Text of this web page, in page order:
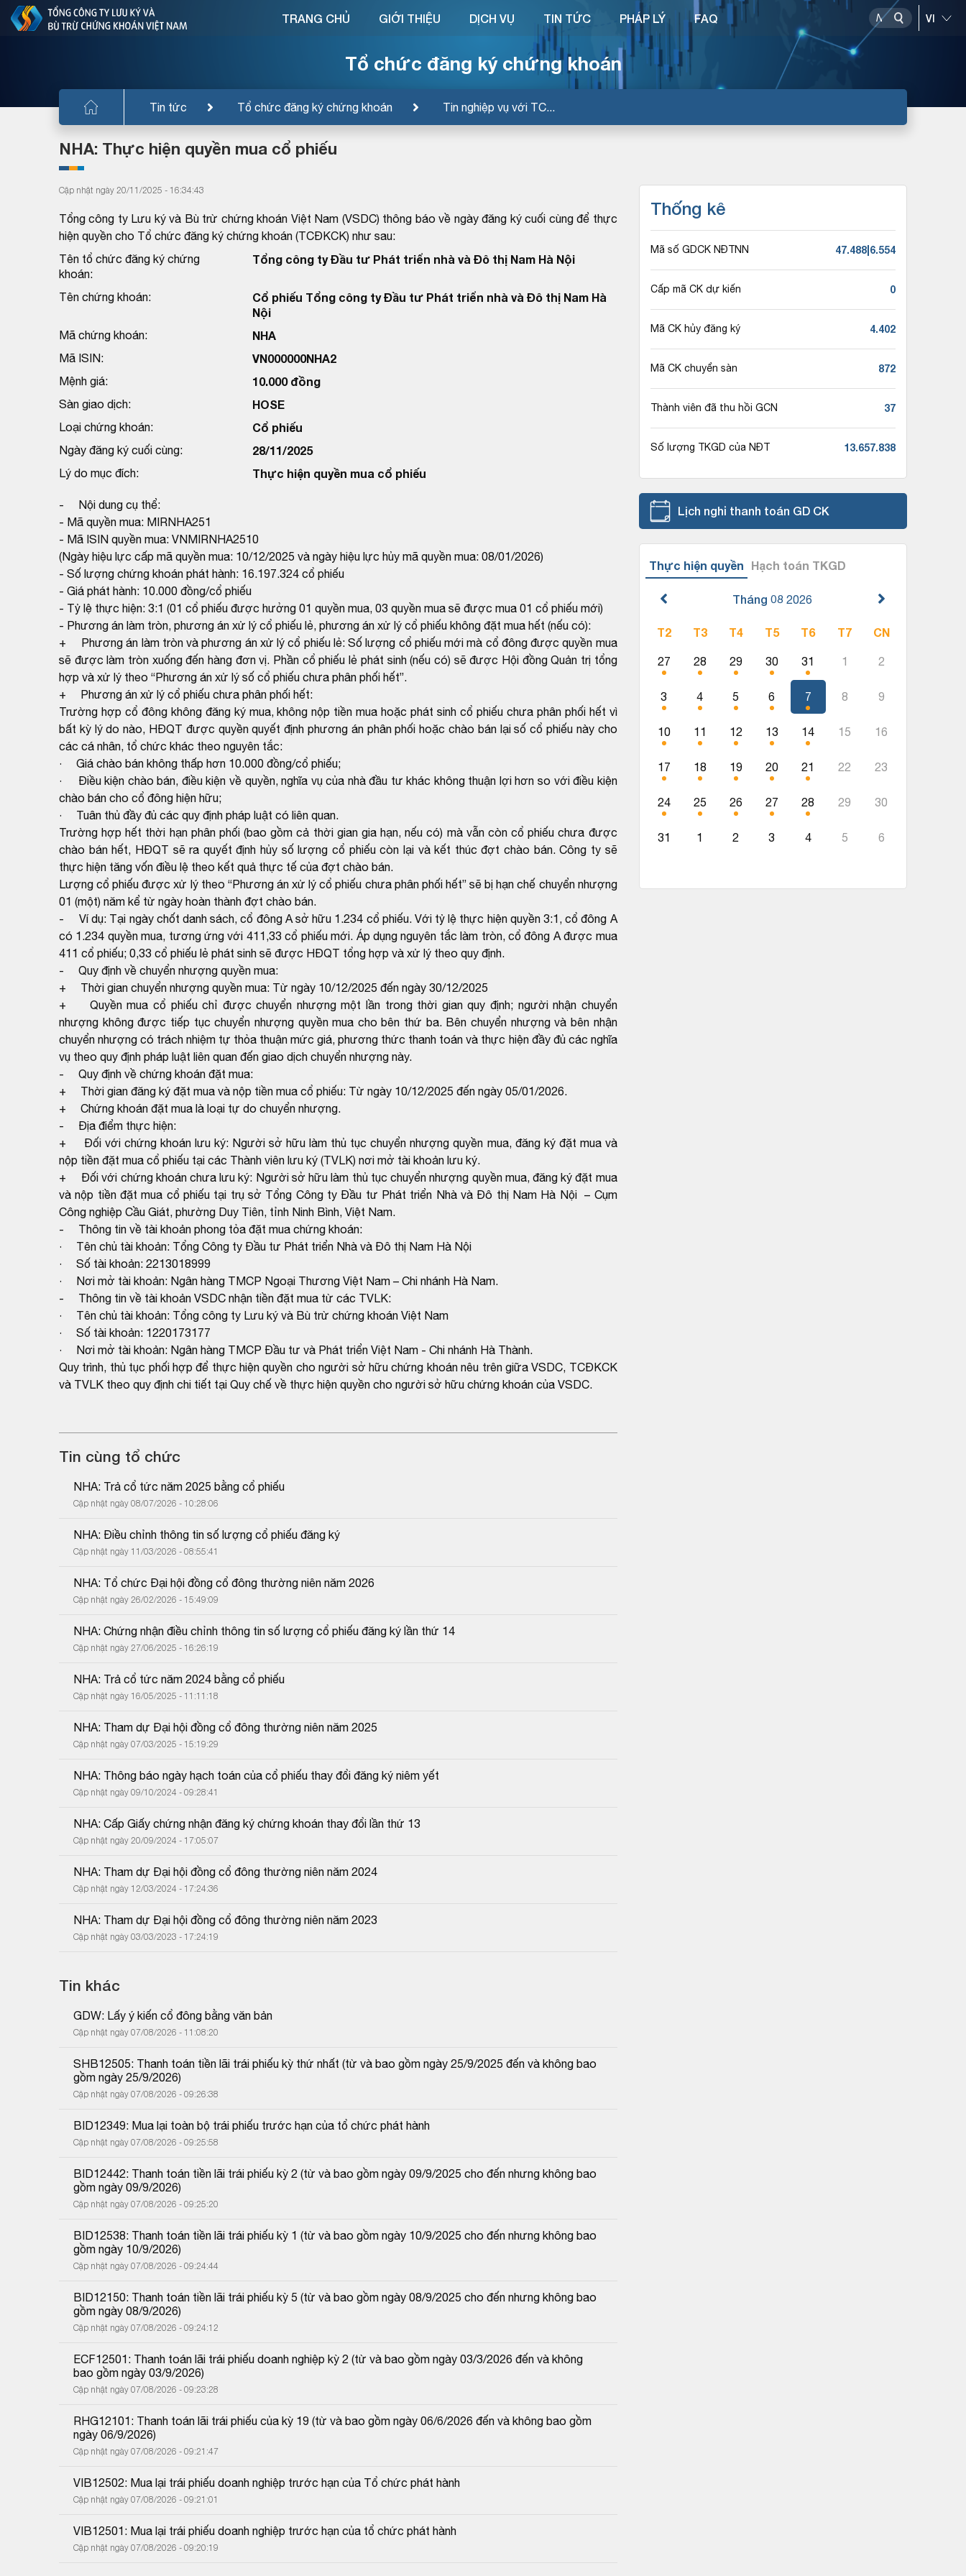
Tổ chức đăng ký chứng khoán
Tin tức Tổ chức đăng ký chứng khoán Tin nghiệp vụ với TC...
TRANG CHỦ GIỚI THIỆU DỊCH VỤ TIN TỨC PHÁP LÝ FAQ
NHA: Thực hiện quyền mua cổ phiếu
Cập nhật ngày 20/11/2025 - 16:34:43
Tổng công ty Lưu ký và Bù trừ chứng khoán Việt Nam (VSDC) thông báo về ngày đăng ký cuối cùng để thực
hiện quyền cho Tổ chức đăng ký chứng khoán (TCĐKCK) như sau:
Tên tổ chức đăng ký chứng
khoán:
Tổng công ty Đầu tư Phát triển nhà và Đô thị Nam Hà Nội
Tên chứng khoán:
Cổ phiếu Tổng công ty Đầu tư Phát triển nhà và Đô thị Nam Hà
Nội
Mã chứng khoán: NHA
Mã ISIN: VN000000NHA2
Mệnh giá: 10.000 đồng
Sàn giao dịch: HOSE
Loại chứng khoán: Cổ phiếu
Ngày đăng ký cuối cùng: 28/11/2025
Lý do mục đích: Thực hiện quyền mua cổ phiếu
- Nội dung cụ thể:
- Mã quyền mua: MIRNHA251
- Mã ISIN quyền mua: VNMIRNHA2510
(Ngày hiệu lực cấp mã quyền mua: 10/12/2025 và ngày hiệu lực hủy mã quyền mua: 08/01/2026)
- Số lượng chứng khoán phát hành: 16.197.324 cổ phiếu
- Giá phát hành: 10.000 đồng/cổ phiếu
- Tỷ lệ thực hiện: 3:1 (01 cổ phiếu được hưởng 01 quyền mua, 03 quyền mua sẽ được mua 01 cổ phiếu mới)
- Phương án làm tròn, phương án xử lý cổ phiếu lẻ, phương án xử lý cổ phiếu không đặt mua hết (nếu có):
+ Phương án làm tròn và phương án xử lý cổ phiếu lẻ: Số lượng cổ phiếu mới mà cổ đông được quyền mua
sẽ được làm tròn xuống đến hàng đơn vị. Phần cổ phiếu lẻ phát sinh (nếu có) sẽ được Hội đồng Quản trị tổng
hợp và xử lý theo “Phương án xử lý số cổ phiếu chưa phân phối hết”.
+ Phương án xử lý cổ phiếu chưa phân phối hết:
Trường hợp cổ đông không đăng ký mua, không nộp tiền mua hoặc phát sinh cổ phiếu chưa phân phối hết vì
bất kỳ lý do nào, HĐQT được quyền quyết định phương án phân phối hoặc chào bán lại số cổ phiếu này cho
các cá nhân, tổ chức khác theo nguyên tắc:
· Giá chào bán không thấp hơn 10.000 đồng/cổ phiếu;
· Điều kiện chào bán, điều kiện về quyền, nghĩa vụ của nhà đầu tư khác không thuận lợi hơn so với điều kiện
chào bán cho cổ đông hiện hữu;
· Tuân thủ đầy đủ các quy định pháp luật có liên quan.
Trường hợp hết thời hạn phân phối (bao gồm cả thời gian gia hạn, nếu có) mà vẫn còn cổ phiếu chưa được
chào bán hết, HĐQT sẽ ra quyết định hủy số lượng cổ phiếu còn lại và kết thúc đợt chào bán. Công ty sẽ
thực hiện tăng vốn điều lệ theo kết quả thực tế của đợt chào bán.
Lượng cổ phiếu được xử lý theo “Phương án xử lý cổ phiếu chưa phân phối hết” sẽ bị hạn chế chuyển nhượng
01 (một) năm kể từ ngày hoàn thành đợt chào bán.
- Ví dụ: Tại ngày chốt danh sách, cổ đông A sở hữu 1.234 cổ phiếu. Với tỷ lệ thực hiện quyền 3:1, cổ đông A
có 1.234 quyền mua, tương ứng với 411,33 cổ phiếu mới. Áp dụng nguyên tắc làm tròn, cổ đông A được mua
411 cổ phiếu; 0,33 cổ phiếu lẻ phát sinh sẽ được HĐQT tổng hợp và xử lý theo quy định.
- Quy định về chuyển nhượng quyền mua:
+ Thời gian chuyển nhượng quyền mua: Từ ngày 10/12/2025 đến ngày 30/12/2025
+ Quyền mua cổ phiếu chỉ được chuyển nhượng một lần trong thời gian quy định; người nhận chuyển
nhượng không được tiếp tục chuyển nhượng quyền mua cho bên thứ ba. Bên chuyển nhượng và bên nhận
chuyển nhượng có trách nhiệm tự thỏa thuận mức giá, phương thức thanh toán và thực hiện đầy đủ các nghĩa
vụ theo quy định pháp luật liên quan đến giao dịch chuyển nhượng này.
- Quy định về chứng khoán đặt mua:
+ Thời gian đăng ký đặt mua và nộp tiền mua cổ phiếu: Từ ngày 10/12/2025 đến ngày 05/01/2026.
+ Chứng khoán đặt mua là loại tự do chuyển nhượng.
- Địa điểm thực hiện:
+ Đối với chứng khoán lưu ký: Người sở hữu làm thủ tục chuyển nhượng quyền mua, đăng ký đặt mua và
nộp tiền đặt mua cổ phiếu tại các Thành viên lưu ký (TVLK) nơi mở tài khoản lưu ký.
+ Đối với chứng khoán chưa lưu ký: Người sở hữu làm thủ tục chuyển nhượng quyền mua, đăng ký đặt mua
và nộp tiền đặt mua cổ phiếu tại trụ sở Tổng Công ty Đầu tư Phát triển Nhà và Đô thị Nam Hà Nội – Cụm
Công nghiệp Cầu Giát, phường Duy Tiên, tỉnh Ninh Bình, Việt Nam.
- Thông tin về tài khoản phong tỏa đặt mua chứng khoán:
· Tên chủ tài khoản: Tổng Công ty Đầu tư Phát triển Nhà và Đô thị Nam Hà Nội
· Số tài khoản: 2213018999
· Nơi mở tài khoản: Ngân hàng TMCP Ngoại Thương Việt Nam – Chi nhánh Hà Nam.
- Thông tin về tài khoản VSDC nhận tiền đặt mua từ các TVLK:
· Tên chủ tài khoản: Tổng công ty Lưu ký và Bù trừ chứng khoán Việt Nam
· Số tài khoản: 1220173177
· Nơi mở tài khoản: Ngân hàng TMCP Đầu tư và Phát triển Việt Nam - Chi nhánh Hà Thành.
Quy trình, thủ tục phối hợp để thực hiện quyền cho người sở hữu chứng khoán nêu trên giữa VSDC, TCĐKCK
và TVLK theo quy định chi tiết tại Quy chế về thực hiện quyền cho người sở hữu chứng khoán của VSDC.
Tin cùng tổ chức
NHA: Trả cổ tức năm 2025 bằng cổ phiếu
Cập nhật ngày 08/07/2026 - 10:28:06
NHA: Điều chỉnh thông tin số lượng cổ phiếu đăng ký
Cập nhật ngày 11/03/2026 - 08:55:41
NHA: Tổ chức Đại hội đồng cổ đông thường niên năm 2026
Cập nhật ngày 26/02/2026 - 15:49:09
NHA: Chứng nhận điều chỉnh thông tin số lượng cổ phiếu đăng ký lần thứ 14
Cập nhật ngày 27/06/2025 - 16:26:19
NHA: Trả cổ tức năm 2024 bằng cổ phiếu
Cập nhật ngày 16/05/2025 - 11:11:18
NHA: Tham dự Đại hội đồng cổ đông thường niên năm 2025
Cập nhật ngày 07/03/2025 - 15:19:29
NHA: Thông báo ngày hạch toán của cổ phiếu thay đổi đăng ký niêm yết
Cập nhật ngày 09/10/2024 - 09:28:41
NHA: Cấp Giấy chứng nhận đăng ký chứng khoán thay đổi lần thứ 13
Cập nhật ngày 20/09/2024 - 17:05:07
NHA: Tham dự Đại hội đồng cổ đông thường niên năm 2024
Cập nhật ngày 12/03/2024 - 17:24:36
NHA: Tham dự Đại hội đồng cổ đông thường niên năm 2023
Cập nhật ngày 03/03/2023 - 17:24:19
Tin khác
GDW: Lấy ý kiến cổ đông bằng văn bản
Cập nhật ngày 07/08/2026 - 11:08:20
SHB12505: Thanh toán tiền lãi trái phiếu kỳ thứ nhất (từ và bao gồm ngày 25/9/2025 đến và không bao
gồm ngày 25/9/2026)
Cập nhật ngày 07/08/2026 - 09:26:38
BID12349: Mua lại toàn bộ trái phiếu trước hạn của tổ chức phát hành
Cập nhật ngày 07/08/2026 - 09:25:58
BID12442: Thanh toán tiền lãi trái phiếu kỳ 2 (từ và bao gồm ngày 09/9/2025 cho đến nhưng không bao
gồm ngày 09/9/2026)
Cập nhật ngày 07/08/2026 - 09:25:20
BID12538: Thanh toán tiền lãi trái phiếu kỳ 1 (từ và bao gồm ngày 10/9/2025 cho đến nhưng không bao
gồm ngày 10/9/2026)
Cập nhật ngày 07/08/2026 - 09:24:44
BID12150: Thanh toán tiền lãi trái phiếu kỳ 5 (từ và bao gồm ngày 08/9/2025 cho đến nhưng không bao
gồm ngày 08/9/2026)
Cập nhật ngày 07/08/2026 - 09:24:12
ECF12501: Thanh toán lãi trái phiếu doanh nghiệp kỳ 2 (từ và bao gồm ngày 03/3/2026 đến và không
bao gồm ngày 03/9/2026)
Cập nhật ngày 07/08/2026 - 09:23:28
RHG12101: Thanh toán lãi trái phiếu của kỳ 19 (từ và bao gồm ngày 06/6/2026 đến và không bao gồm
ngày 06/9/2026)
Cập nhật ngày 07/08/2026 - 09:21:47
VIB12502: Mua lại trái phiếu doanh nghiệp trước hạn của Tổ chức phát hành
Cập nhật ngày 07/08/2026 - 09:21:01
VIB12501: Mua lại trái phiếu doanh nghiệp trước hạn của tổ chức phát hành
Cập nhật ngày 07/08/2026 - 09:20:19
Thống kê
Mã số GDCK NĐTNN 47.488|6.554
Cấp mã CK dự kiến 0
Mã CK hủy đăng ký 4.402
Mã CK chuyển sàn 872
Thành viên đã thu hồi GCN 37
Số lượng TKGD của NĐT 13.657.838
Lịch nghỉ thanh toán GD CK
Thực hiện quyền Hạch toán TKGD
Tháng 08 2026
T2 T3 T4 T5 T6 T7 CN
27 28 29 30 31 1 2
3 4 5 6 7 8 9
10 11 12 13 14 15 16
17 18 19 20 21 22 23
24 25 26 27 28 29 30
31 1 2 3 4 5 6